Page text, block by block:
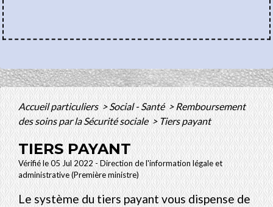
Accueil particuliers >Social - Santé> Remboursement
des soins par la Sécurité sociale > Tiers payant
TIERS PAYANT
Vérifié le 05 Jul 2022 - Direction de l'information légale et
administrative (Première ministre)
Le système du tiers payant vous dispense de